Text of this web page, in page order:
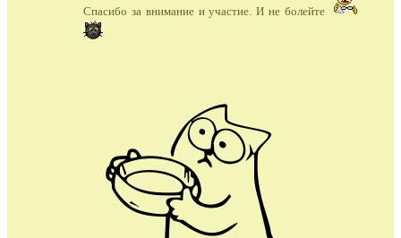
Спасибо за внимание и участие. И не болейте